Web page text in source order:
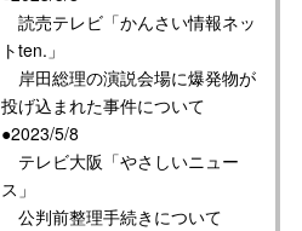
読売テレビ「かんさい情報ネッ
トten.」
岸田総理の演説会場に爆発物が
投げ込まれた事件について
●2023/5/8
テレビ大阪「やさしいニュー
ス」
公判前整理手続きについて